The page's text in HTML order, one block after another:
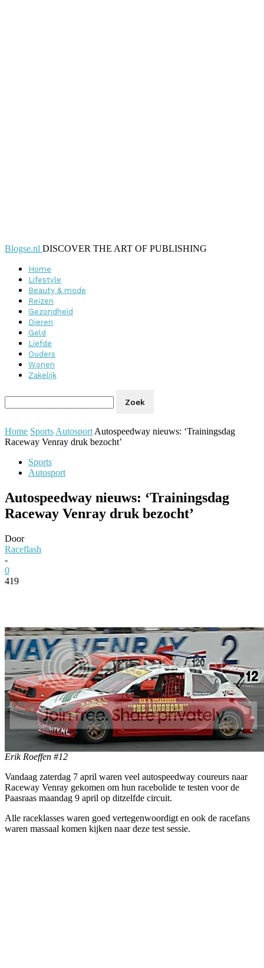
Blogse.nl DISCOVER THE ART OF PUBLISHING
Home
Lifestyle
Beauty & mode
Reizen
Gezondheid
Dieren
Geld
Liefde
Ouders
Wonen
Zakelijk
Home Sports Autosport Autospeedway nieuws: ‘Trainingsdag
Raceway Venray druk bezocht’
Sports
Autosport
Autospeedway nieuws: ‘Trainingsdag
Raceway Venray druk bezocht’
Door
Raceflash
-
0
419
Erik Roeffen #12
Vandaag zaterdag 7 april waren veel autospeedway coureurs naar
Raceway Venray gekomen om hun racebolide te testen voor de
Paasraas maandag 9 april op ditzelfde circuit.
Alle raceklasses waren goed vertegenwoordigt en ook de racefans
waren massaal komen kijken naar deze test sessie.